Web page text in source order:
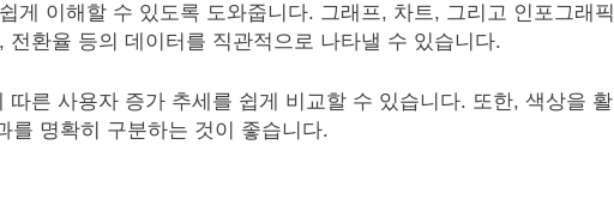
게 이해할 수 있도록 도와줍니다. 그래프, 차트, 그리고 인포그래픽
환율 등의 데이터를 직관적으로 나타낼 수 있습니다.
른 사용자 증가 추세를 쉽게 비교할 수 있습니다. 또한, 색상을 활
를 명확히 구분하는 것이 좋습니다.